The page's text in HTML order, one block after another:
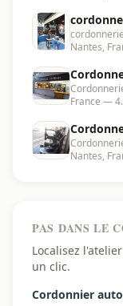
Nantes,
France —
Nantes,
PAS DANS LE
Localisez
un clic.
Cordonnier